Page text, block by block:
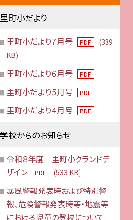
里町小だより
里町小だより７月号 PDF
(389
KB)
里町小だより６月号 PDF
里町小だより５月号 PDF
里町小だより４月号 PDF
学校からのお知らせ
令和８年度 里町小グランドデ
ザイン
PDF (533 KB)
暴風警報発表時および特別警
報、危険警報発表時等・地震等
における児童の登校について